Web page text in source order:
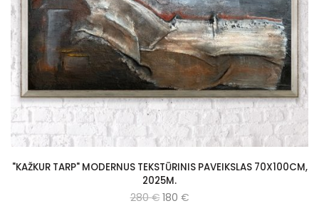
"KAŽKUR TARP" MODERNUS TEKSTŪRINIS PAVEIKSLAS 70X100CM,
2025M.
280€180 €